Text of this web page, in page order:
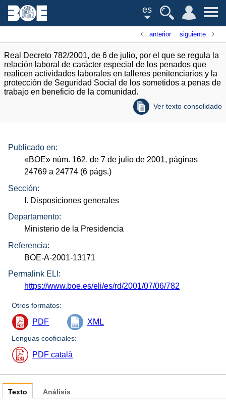
es
anterior siguiente
Real Decreto 782/2001, de 6 de julio, por el que se regula la
relación laboral de carácter especial de los penados que
realicen actividades laborales en talleres penitenciarios y la
protección de Seguridad Social de los sometidos a penas de
trabajo en beneficio de la comunidad.
Ver texto consolidado
Publicado en:
«BOE» núm. 162, de 7 de julio de 2001, páginas
24769 a 24774 (6 págs.)
Sección:
I. Disposiciones generales
Departamento:
Ministerio de la Presidencia
Referencia:
BOE-A-2001-13171
Permalink ELI:
https://www.boe.es/eli/es/rd/2001/07/06/782
Otros formatos:
PDF XML
Lenguas cooficiales:
PDF català
Texto Análisis